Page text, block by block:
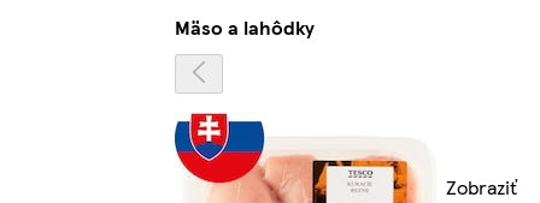
Mäso a lahôdky
Zobraziť